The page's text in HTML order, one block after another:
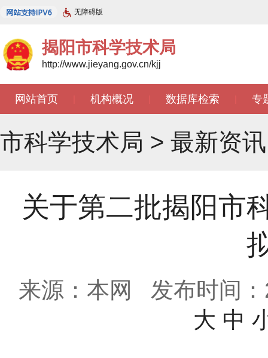
无障碍版
揭阳市科学技术局
http://www.jieyang.gov.cn/kjj
网站首页 机构概况 数据库检索 专
市科学技术局 > 最新资讯
关于第二批揭阳市
来源：本网
发布时间
大 中